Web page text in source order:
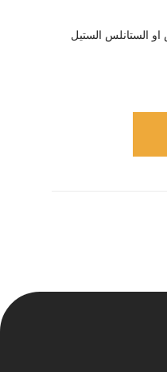
الستانلس الستيل